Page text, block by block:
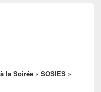
la Soirée « SOSIES »